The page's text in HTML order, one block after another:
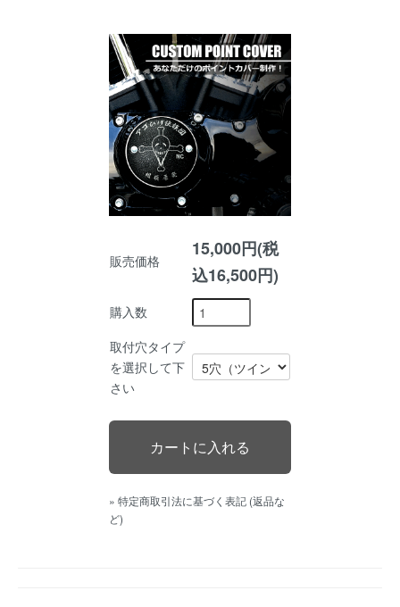
販売価格
15,000円(税
込16,500円)
購入数
取付穴タイプ
を選択して下
さい
» 特定商取引法に基づく表記 (返品な
ど)